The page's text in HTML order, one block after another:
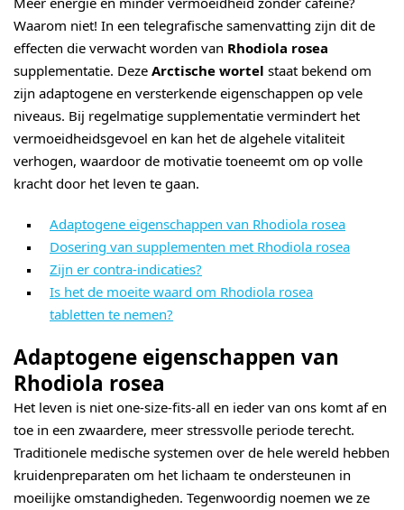
Meer energie en minder vermoeidheid zonder cafeïne?
Waarom niet! In een telegrafische samenvatting zijn dit de
effecten die verwacht worden van Rhodiola rosea
supplementatie. Deze Arctische wortel staat bekend om
zijn adaptogene en versterkende eigenschappen op vele
niveaus. Bij regelmatige supplementatie vermindert het
vermoeidheidsgevoel en kan het de algehele vitaliteit
verhogen, waardoor de motivatie toeneemt om op volle
kracht door het leven te gaan.
Adaptogene eigenschappen van Rhodiola rosea
Dosering van supplementen met Rhodiola rosea
Zijn er contra-indicaties?
Is het de moeite waard om Rhodiola rosea
tabletten te nemen?
Adaptogene eigenschappen van
Rhodiola rosea
Het leven is niet one-size-fits-all en ieder van ons komt af en
toe in een zwaardere, meer stressvolle periode terecht.
Traditionele medische systemen over de hele wereld hebben
kruidenpreparaten om het lichaam te ondersteunen in
moeilijke omstandigheden. Tegenwoordig noemen we ze